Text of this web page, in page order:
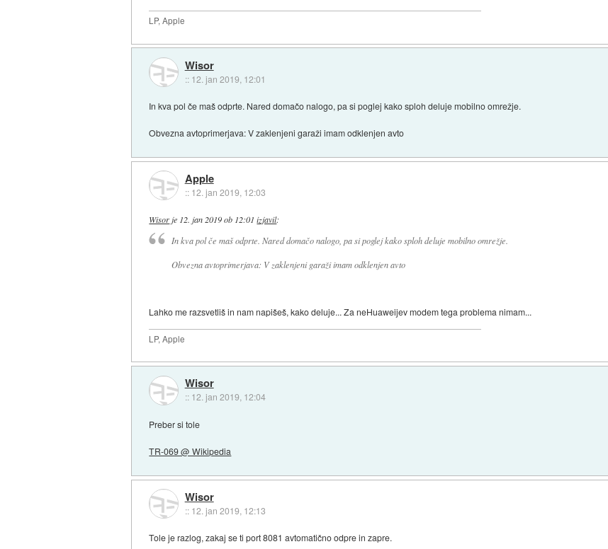
LP, Apple
Wisor
:: 12. jan 2019, 12:01
In kva pol če maš odprte. Nared domačo nalogo, pa si poglej kako sploh deluje mobilno omrežje.
Obvezna avtoprimerjava: V zaklenjeni garaži imam odklenjen avto
Apple
:: 12. jan 2019, 12:03
Wisor je 12. jan 2019 ob 12:01 izjavil:
In kva pol če maš odprte. Nared domačo nalogo, pa si poglej kako sploh deluje mobilno omrežje.
Obvezna avtoprimerjava: V zaklenjeni garaži imam odklenjen avto
Lahko me razsvetliš in nam napišeš, kako deluje... Za neHuaweijev modem tega problema nimam...
LP, Apple
Wisor
:: 12. jan 2019, 12:04
Preber si tole
TR-069 @ Wikipedia
Wisor
:: 12. jan 2019, 12:13
Tole je razlog, zakaj se ti port 8081 avtomatično odpre in zapre.